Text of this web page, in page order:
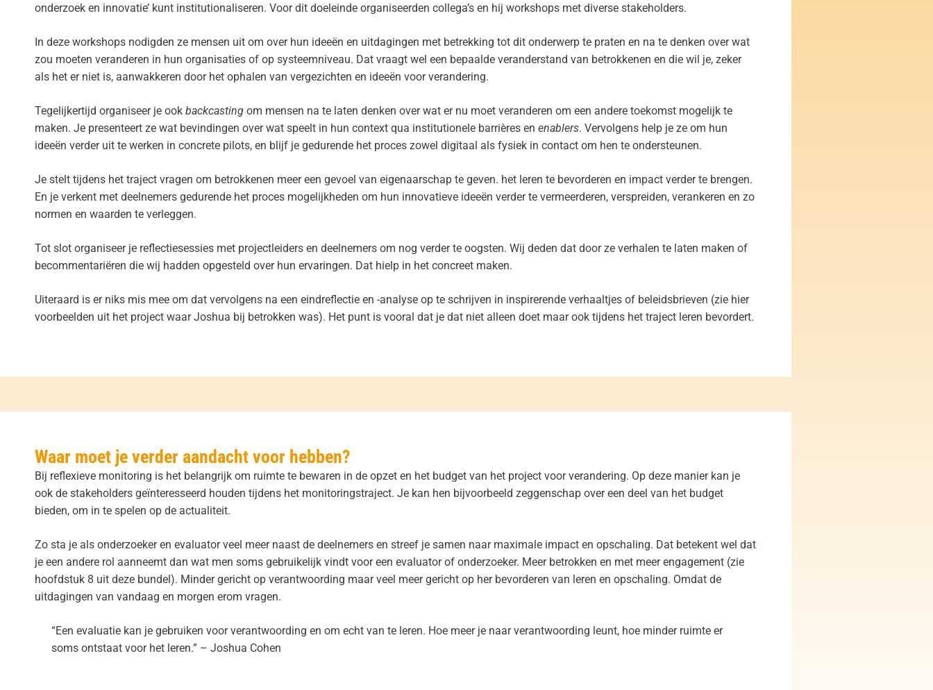
onderzoek en innovatie’ kunt institutionaliseren. Voor dit doeleinde organiseerden collega’s en hij workshops met diverse stakeholders.
In deze workshops nodigden ze mensen uit om over hun ideeën en uitdagingen met betrekking tot dit onderwerp te praten en na te denken over wat
zou moeten veranderen in hun organisaties of op systeemniveau. Dat vraagt wel een bepaalde veranderstand van betrokkenen en die wil je, zeker
als het er niet is, aanwakkeren door het ophalen van vergezichten en ideeën voor verandering.
Tegelijkertijd organiseer je ook backcasting om mensen na te laten denken over wat er nu moet veranderen om een andere toekomst mogelijk te
maken. Je presenteert ze wat bevindingen over wat speelt in hun context qua institutionele barrières en enablers. Vervolgens help je ze om hun
ideeën verder uit te werken in concrete pilots, en blijf je gedurende het proces zowel digitaal als fysiek in contact om hen te ondersteunen.
Je stelt tijdens het traject vragen om betrokkenen meer een gevoel van eigenaarschap te geven. het leren te bevorderen en impact verder te brengen.
En je verkent met deelnemers gedurende het proces mogelijkheden om hun innovatieve ideeën verder te vermeerderen, verspreiden, verankeren en zo
normen en waarden te verleggen.
Tot slot organiseer je reflectiesessies met projectleiders en deelnemers om nog verder te oogsten. Wij deden dat door ze verhalen te laten maken of
becommentariëren die wij hadden opgesteld over hun ervaringen. Dat hielp in het concreet maken.
Uiteraard is er niks mis mee om dat vervolgens na een eindreflectie en -analyse op te schrijven in inspirerende verhaaltjes of beleidsbrieven (zie hier
voorbeelden uit het project waar Joshua bij betrokken was). Het punt is vooral dat je dat niet alleen doet maar ook tijdens het traject leren bevordert.
Waar moet je verder aandacht voor hebben?
Bij reflexieve monitoring is het belangrijk om ruimte te bewaren in de opzet en het budget van het project voor verandering. Op deze manier kan je
ook de stakeholders geïnteresseerd houden tijdens het monitoringstraject. Je kan hen bijvoorbeeld zeggenschap over een deel van het budget
bieden, om in te spelen op de actualiteit.
Zo sta je als onderzoeker en evaluator veel meer naast de deelnemers en streef je samen naar maximale impact en opschaling. Dat betekent wel dat
je een andere rol aanneemt dan wat men soms gebruikelijk vindt voor een evaluator of onderzoeker. Meer betrokken en met meer engagement (zie
hoofdstuk 8 uit deze bundel). Minder gericht op verantwoording maar veel meer gericht op her bevorderen van leren en opschaling. Omdat de
uitdagingen van vandaag en morgen erom vragen.
“Een evaluatie kan je gebruiken voor verantwoording en om echt van te leren. Hoe meer je naar verantwoording leunt, hoe minder ruimte er
soms ontstaat voor het leren.” – Joshua Cohen